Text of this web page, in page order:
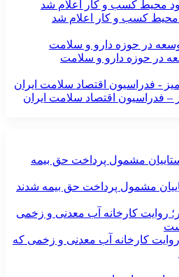
محیط کسب و کار اعلام شد
در حوزه دارو و سلامت
– فدراسیون اقتصاد سلامت ایران
روایت کارخانه آب معدنی و زخمی که